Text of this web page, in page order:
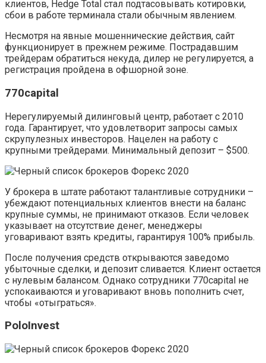
клиентов, Hedge Total стал подтасовывать котировки,
сбои в работе терминала стали обычным явлением.
Несмотря на явные мошеннические действия, сайт
функционирует в прежнем режиме. Пострадавшим
трейдерам обратиться некуда, дилер не регулируется, а
регистрация пройдена в офшорной зоне.
770capital
Нерегулируемый дилинговый центр, работает с 2010
года. Гарантирует, что удовлетворит запросы самых
скрупулезных инвесторов. Нацелен на работу с
крупными трейдерами. Минимальный депозит – $500.
У брокера в штате работают талантливые сотрудники –
убеждают потенциальных клиентов внести на баланс
крупные суммы, не принимают отказов. Если человек
указывает на отсутствие денег, менеджеры
уговаривают взять кредиты, гарантируя 100% прибыль.
После получения средств открываются заведомо
убыточные сделки, и депозит сливается. Клиент остается
с нулевым балансом. Однако сотрудники 770capital не
успокаиваются и уговаривают вновь пополнить счет,
чтобы «отыграться».
PoloInvest